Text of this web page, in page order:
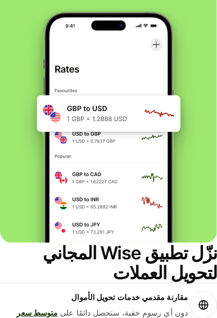
نزّل تطبيق Wise المجاني
العملات
مقارنة مقدمي خدمات تحويل الأموال
دون أي رسوم خفية، ستحصل دائمًا علىمتوسط ​​سعر